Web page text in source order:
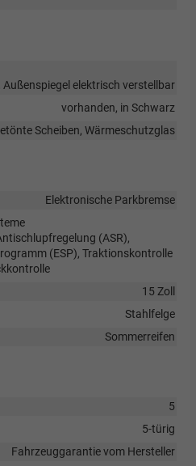
Außenspiegel elektrisch verstellbar
vorhanden, in Schwarz
Scheiben, Wärmeschutzglas
Elektronische Parkbremse
(ASR),
(ESP), Traktionskontrolle
15 Zoll
Stahlfelge
Sommerreifen
5
5-türig
Fahrzeuggarantie vom Hersteller